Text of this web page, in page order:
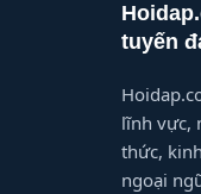
tuyến
lĩnh vực,
thức,
ngoại